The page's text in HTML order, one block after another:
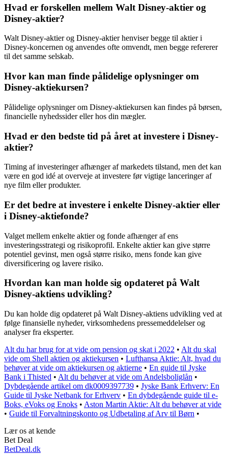
Hvad er forskellen mellem Walt Disney-aktier og
Disney-aktier?
Walt Disney-aktier og Disney-aktier henviser begge til aktier i
Disney-koncernen og anvendes ofte omvendt, men begge refererer
til det samme selskab.
Hvor kan man finde pålidelige oplysninger om
Disney-aktiekursen?
Pålidelige oplysninger om Disney-aktiekursen kan findes på børsen,
financielle nyhedssider eller hos din mægler.
Hvad er den bedste tid på året at investere i Disney-
aktier?
Timing af investeringer afhænger af markedets tilstand, men det kan
være en god idé at overveje at investere før vigtige lanceringer af
nye film eller produkter.
Er det bedre at investere i enkelte Disney-aktier eller
i Disney-aktiefonde?
Valget mellem enkelte aktier og fonde afhænger af ens
investeringsstrategi og risikoprofil. Enkelte aktier kan give større
potentiel gevinst, men også større risiko, mens fonde kan give
diversificering og lavere risiko.
Hvordan kan man holde sig opdateret på Walt
Disney-aktiens udvikling?
Du kan holde dig opdateret på Walt Disney-aktiens udvikling ved at
følge finansielle nyheder, virksomhedens pressemeddelelser og
analyser fra eksperter.
Alt du har brug for at vide om pension og skat i 2022 • Alt du skal
vide om Shell aktien og aktiekursen • Lufthansa Aktie: Alt, hvad du
behøver at vide om aktiekursen og aktierne • En guide til Jyske
Bank i Thisted • Alt du behøver at vide om Andelsboliglån •
Dybdegående artikel om dk0009397739 • Jyske Bank Erhverv: En
Guide til Jyske Netbank for Erhverv • En dybdegående guide til e-
Boks, eVoks og Enoks • Aston Martin Aktie: Alt du behøver at vide
• Guide til Forvaltningskonto og Udbetaling af Arv til Børn •
Lær os at kende
Bet Deal
BetDeal.dk